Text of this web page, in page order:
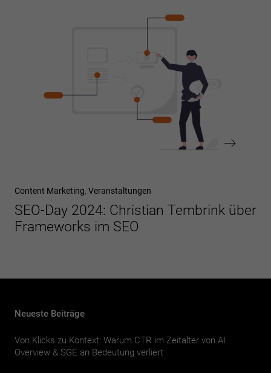
Nächster
Beitrag
Content Marketing Veranstaltungen
SEO-Day 2024: Christian Tembrink über
Frameworks im SEO
Neueste Beiträge
Von Klicks zu Kontext: Warum CTR im Zeitalter von AI
Overview & SGE an Bedeutung verliert